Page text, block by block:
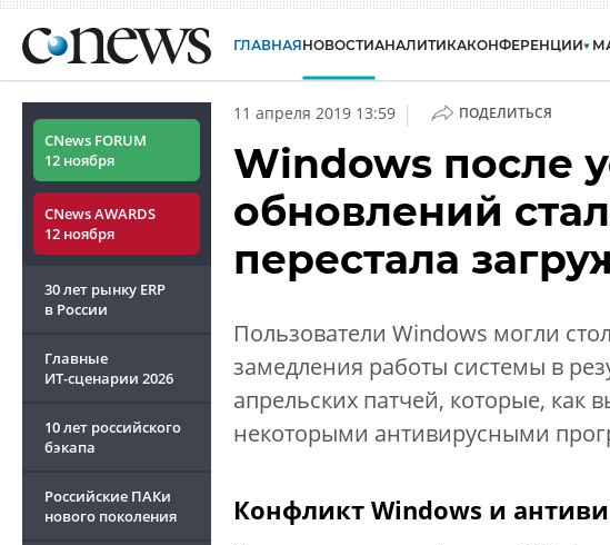
ГЛАВНАЯНОВОСТИАНАЛИТИКАКОНФЕРЕНЦИИ
CNews FORUM
12 ноября
CNews AWARDS
12 ноября
30 лет рынку ERP
в России
Главные
ИТ-сценарии 2026
10 лет российского
бэкапа
Российские ПАКи
нового поколения
11 апреля 2019 13:59 | ПОДЕЛИТЬСЯ
Windows после
обновлений
перестала
Пользователи Windows могли
замедления работы системы в
апрельских патчей, которые, как
некоторыми антивирусными
Конфликт Windows и